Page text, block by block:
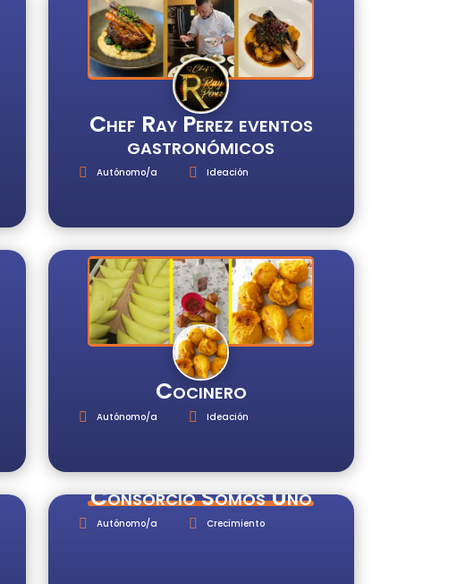
Chef Ray Perez eventos
gastronómicos
Autónomo/a Ideación
Cocinero
Autónomo/a Ideación
Consorcio Somos Uno
Autónomo/a Crecimiento